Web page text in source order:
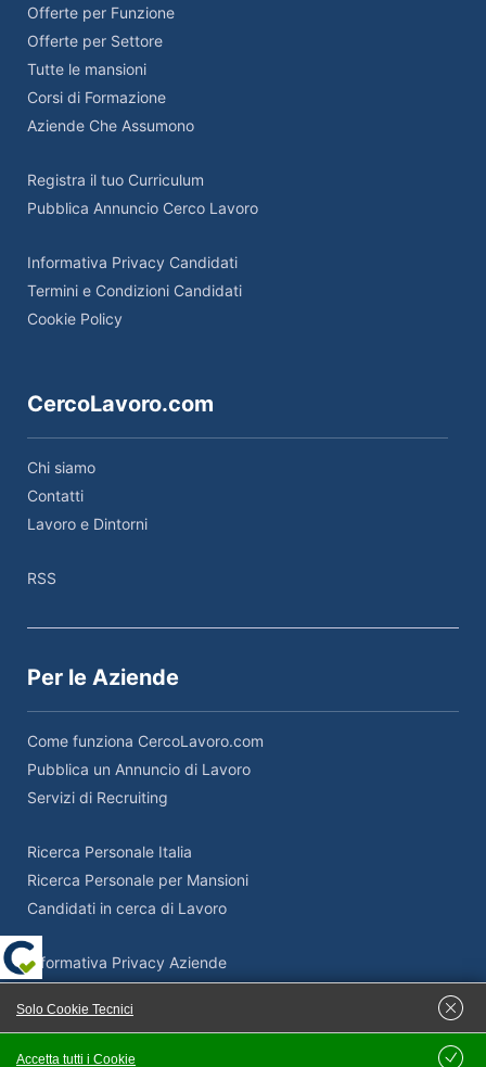
Offerte per Funzione
Offerte per Settore
Tutte le mansioni
Corsi di Formazione
Aziende Che Assumono
Registra il tuo Curriculum
Pubblica Annuncio Cerco Lavoro
Informativa Privacy Candidati
Termini e Condizioni Candidati
Cookie Policy
CercoLavoro.com
Chi siamo
Contatti
Lavoro e Dintorni
RSS
Per le Aziende
Come funziona CercoLavoro.com
Pubblica un Annuncio di Lavoro
Servizi di Recruiting
Ricerca Personale Italia
Ricerca Personale per Mansioni
Candidati in cerca di Lavoro
Informativa Privacy Aziende
Adempimenti Privacy Aziende
Accetta tutti i Cookie
Solo Cookie Tecnici
Salva